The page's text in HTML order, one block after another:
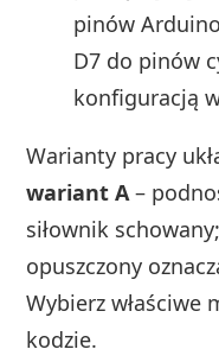
pinów
D7 do pinów
konfiguracją
Warianty pracy
wariant A–
siłownik
opuszczony
Wybierz właściwe
kodzie.